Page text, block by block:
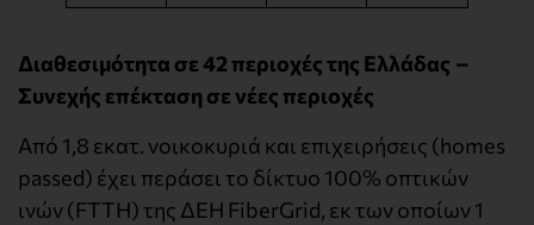
Διαθεσιμότητα σε 42 περιοχέςτης Ελλάδας –
Συνεχής επέκταση σε νέες περιοχές
Από 1,8 εκατ. νοικοκυριά και επιχειρήσεις (homes
passed) έχει περάσει το δίκτυο 100% οπτικών
ινών (FTTH) της ΔΕΗ FiberGrid, εκ των οποίων 1